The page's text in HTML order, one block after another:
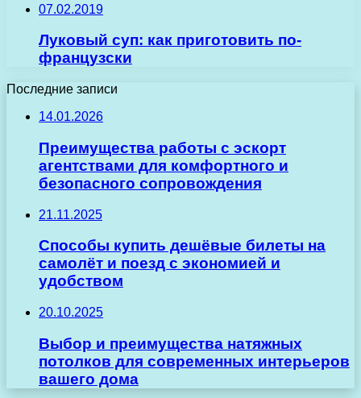
07.02.2019
Луковый суп: как приготовить по-
французски
Последние записи
14.01.2026
Преимущества работы с эскорт
агентствами для комфортного и
безопасного сопровождения
21.11.2025
Способы купить дешёвые билеты на
самолёт и поезд с экономией и
удобством
20.10.2025
Выбор и преимущества натяжных
потолков для современных интерьеров
вашего дома